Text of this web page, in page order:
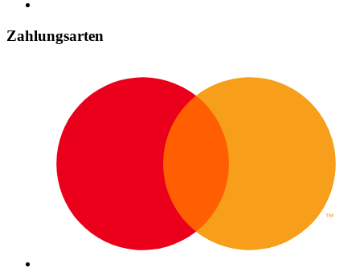
Zahlungsarten